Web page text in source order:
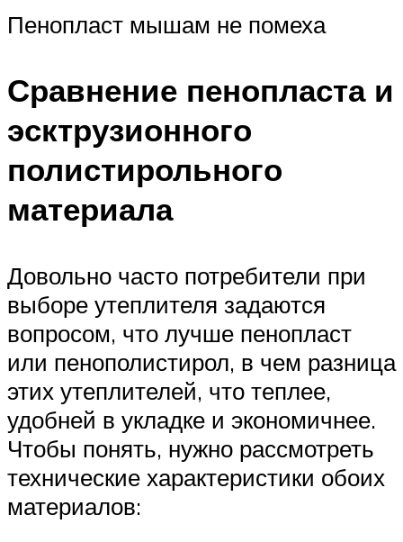
Пенопласт мышам не помеха
Сравнение пенопласта и
эсктрузионного
полистирольного
материала
Довольно часто потребители при
выборе утеплителя задаются
вопросом, что лучше пенопласт
или пенополистирол, в чем разница
этих утеплителей, что теплее,
удобней в укладке и экономичнее.
Чтобы понять, нужно рассмотреть
технические характеристики обоих
материалов: